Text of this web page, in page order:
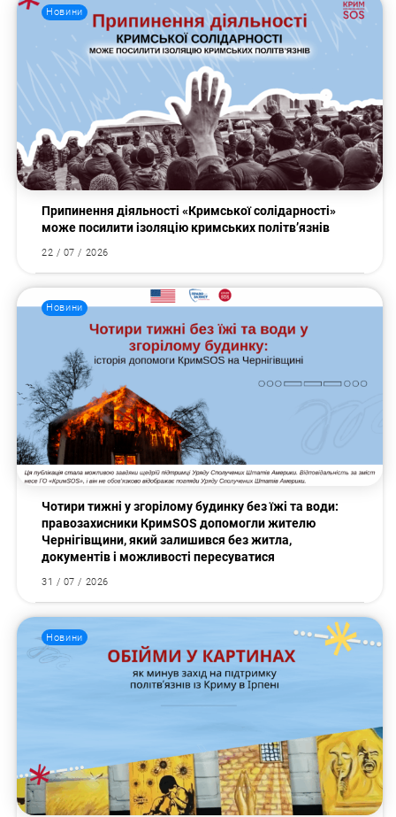
Пошук за запитом:
Новини
Припинення діяльності «Кримської солідарності»
може посилити ізоляцію кримських політв’язнів
22 / 07 / 2026
Новини
Чотири тижні у згорілому будинку без їжі та води:
правозахисники КримSOS допомогли жителю
Чернігівщини, який залишився без житла,
документів і можливості пересуватися
31 / 07 / 2026
Новини